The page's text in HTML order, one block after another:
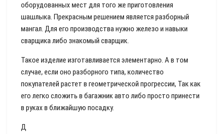
оборудованных мест для того же приготовления
шашлыка. Прекрасным решением является разборный
мангал. Для его производства нужно железо и навыки
сварщика либо знакомый сварщик.
Такое изделие изготавливается элементарно. А в том
случае, если оно разборного типа, количество
покупателей растет в геометрической прогрессии, Так как
его легко сложить в багажник авто либо просто принести
в руках в ближайшую посадку.
Д